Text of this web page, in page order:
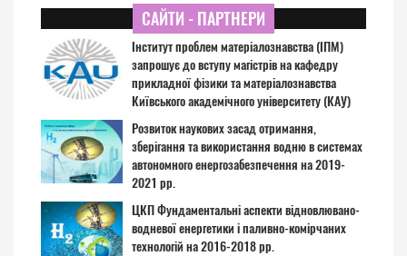
САЙТИ - ПАРТНЕРИ
Інститут проблем матеріалознавства (ІПМ)
запрошує до вступу магістрів на кафедру
прикладної фізики та матеріалознавства
Київського академічного університету (КАУ)
Розвиток наукових засад отримання,
зберігання та використання водню в системах
автономного енергозабезпечення на 2019-
2021 рр.
ЦКП Фундаментальні аспекти відновлювано-
водневої енергетики і паливно-комірчаних
технологій на 2016-2018 рр.